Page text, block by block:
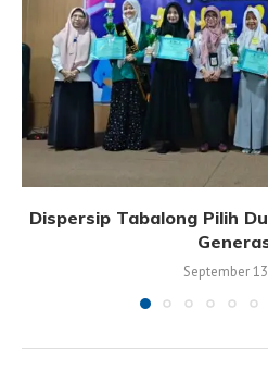
Dispersip Tabalong Pilih
September